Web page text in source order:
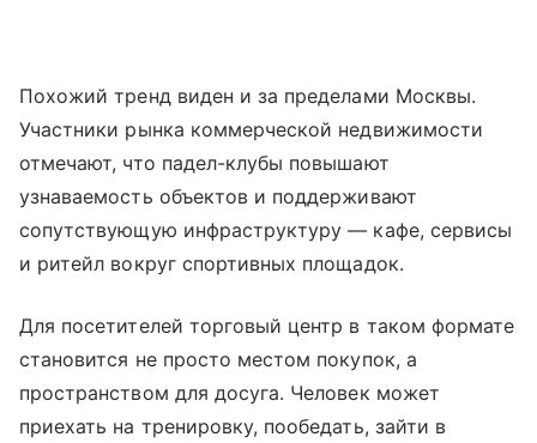
Похожий тренд виден и за пределами Москвы.
Участники рынка коммерческой недвижимости
отмечают, что падел-клубы повышают
узнаваемость объектов и поддерживают
сопутствующую инфраструктуру — кафе, сервисы
и ритейл вокруг спортивных площадок.
Для посетителей торговый центр в таком формате
становится не просто местом покупок, а
пространством для досуга. Человек может
приехать на тренировку, пообедать, зайти в